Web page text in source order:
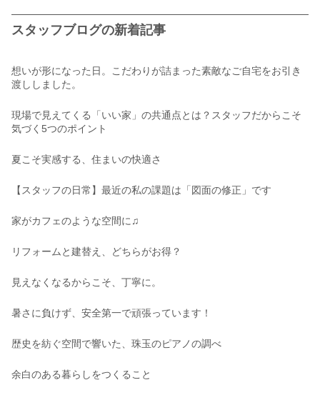
スタッフブログの新着記事
想いが形になった日。こだわりが詰まった素敵なご自宅をお引き
渡ししました。
現場で見えてくる「いい家」の共通点とは？スタッフだからこそ
気づく5つのポイント
夏こそ実感する、住まいの快適さ
【スタッフの日常】最近の私の課題は「図面の修正」です
家がカフェのような空間に♫
リフォームと建替え、どちらがお得？
見えなくなるからこそ、丁寧に。
暑さに負けず、安全第一で頑張っています！
歴史を紡ぐ空間で響いた、珠玉のピアノの調べ
余白のある暮らしをつくること